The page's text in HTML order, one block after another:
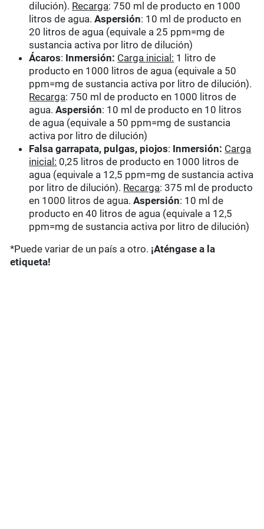
dilución). Recarga: 750 ml de producto en 1000
litros de agua.Aspersión: 10 ml de producto en
20 litros de agua (equivale a 25 ppm=mg de
sustancia activa por litro de dilución)
Ácaros: Inmersión: Carga inicial: 1 litro de
producto en 1000 litros de agua (equivale a 50
ppm=mg de sustancia activa por litro de dilución).
Recarga: 750 ml de producto en 1000 litros de
agua.Aspersión: 10 ml de producto en 10 litros
de agua (equivale a 50 ppm=mg de sustancia
activa por litro de dilución)
Falsa garrapata, pulgas, piojos: Inmersión: Carga
inicial: 0,25 litros de producto en 1000 litros de
agua (equivale a 12,5 ppm=mg de sustancia activa
por litro de dilución). Recarga: 375 ml de producto
en 1000 litros de agua.Aspersión: 10 ml de
producto en 40 litros de agua (equivale a 12,5
ppm=mg de sustancia activa por litro de dilución)
*Puede variar de un país a otro. ¡Aténgase a la
etiqueta!